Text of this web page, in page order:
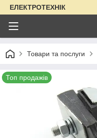
ЕЛЕКТРОТЕХНІК
Товари та послуги
Топ продажів